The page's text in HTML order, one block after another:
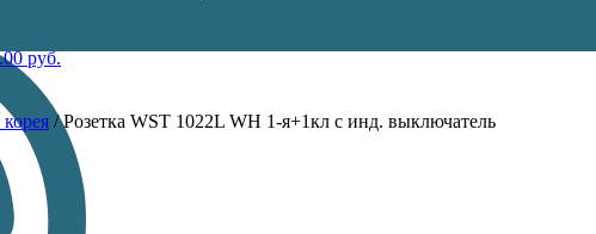
руб.
/Розетка WST 1022L WH 1-я+1кл с инд. выключатель